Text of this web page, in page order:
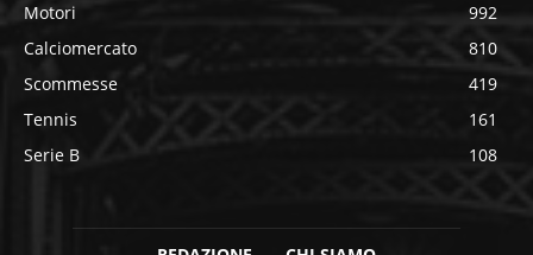
Motori
992
Calciomercato
810
Scommesse
419
Tennis
161
Serie B
108